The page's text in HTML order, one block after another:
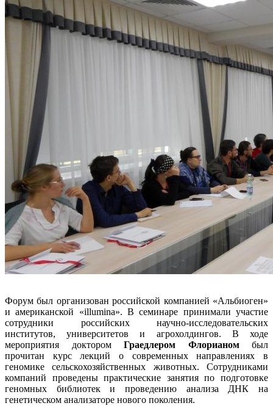
Форум был организован российской компанией «Альбиоген»
и американской «illumina». В семинаре принимали участие
сотрудники российских научно-исследовательских
институтов, университетов и агрохолдингов. В ходе
мероприятия доктором Граедлером Флорианомбыл
прочитан курс лекций о современных направлениях в
геномике сельскохозяйственных животных. Сотрудниками
компаний проведены практические занятия по подготовке
геномных библиотек и проведению анализа ДНК на
генетическом анализаторе нового поколения.